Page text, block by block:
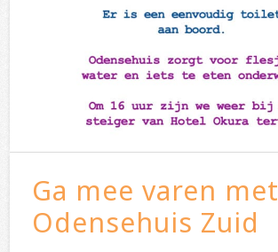
Ga mee varen met
Odensehuis Zuid